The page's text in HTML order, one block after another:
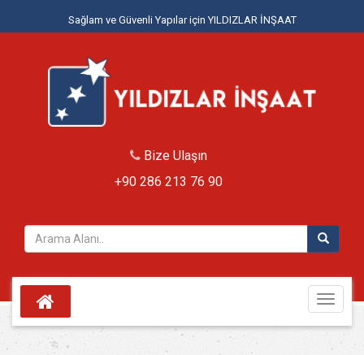
Sağlam ve Güvenli Yapılar için YILDIZLAR İNŞAAT
Bize Ulaşın
+90 286 213 76 90
Toggle